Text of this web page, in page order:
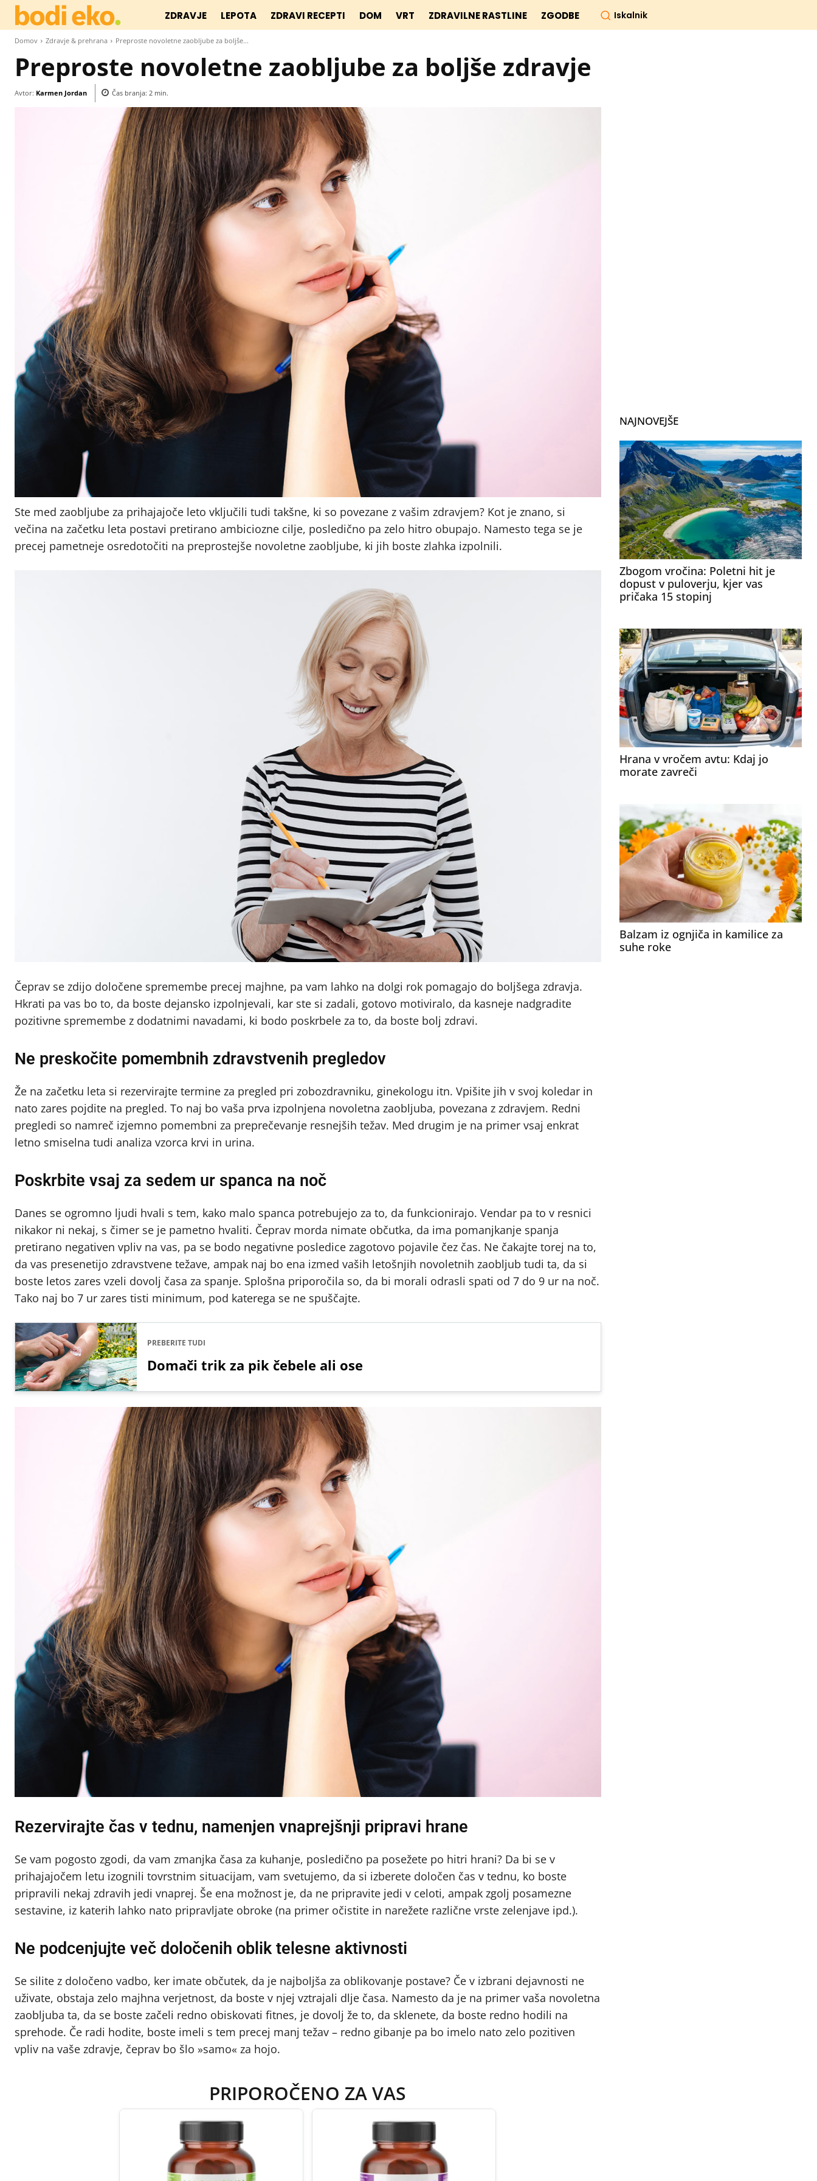
ZDRAVJE LEPOTA ZDRAVI RECEPTI DOM VRT ZDRAVILNE RASTLINE ZGODBE Iskalnik
Domov Zdravje & prehrana Preproste novoletne zaobljube za boljše...
Preproste novoletne zaobljube za boljše zdravje
Avtor: Karmen Jordan Čas branja: 2 min.
Ste med zaobljube za prihajajoče leto vključili tudi takšne, ki so povezane z vašim zdravjem? Kot je znano, si
večina na začetku leta postavi pretirano ambiciozne cilje, posledično pa zelo hitro obupajo. Namesto tega se je
precej pametneje osredotočiti na preprostejše novoletne zaobljube, ki jih boste zlahka izpolnili.
Čeprav se zdijo določene spremembe precej majhne, pa vam lahko na dolgi rok pomagajo do boljšega zdravja.
Hkrati pa vas bo to, da boste dejansko izpolnjevali, kar ste si zadali, gotovo motiviralo, da kasneje nadgradite
pozitivne spremembe z dodatnimi navadami, ki bodo poskrbele za to, da boste bolj zdravi.
Ne preskočite pomembnih zdravstvenih pregledov
Že na začetku leta si rezervirajte termine za pregled pri zobozdravniku, ginekologu itn. Vpišite jih v svoj koledar in
nato zares pojdite na pregled. To naj bo vaša prva izpolnjena novoletna zaobljuba, povezana z zdravjem. Redni
pregledi so namreč izjemno pomembni za preprečevanje resnejših težav. Med drugim je na primer vsaj enkrat
letno smiselna tudi analiza vzorca krvi in urina.
Poskrbite vsaj za sedem ur spanca na noč
Danes se ogromno ljudi hvali s tem, kako malo spanca potrebujejo za to, da funkcionirajo. Vendar pa to v resnici
nikakor ni nekaj, s čimer se je pametno hvaliti. Čeprav morda nimate občutka, da ima pomanjkanje spanja
pretirano negativen vpliv na vas, pa se bodo negativne posledice zagotovo pojavile čez čas. Ne čakajte torej na to,
da vas presenetijo zdravstvene težave, ampak naj bo ena izmed vaših letošnjih novoletnih zaobljub tudi ta, da si
boste letos zares vzeli dovolj časa za spanje. Splošna priporočila so, da bi morali odrasli spati od 7 do 9 ur na noč.
Tako naj bo 7 ur zares tisti minimum, pod katerega se ne spuščajte.
PREBERITE TUDI
Domači trik za pik čebele ali ose
Rezervirajte čas v tednu, namenjen vnaprejšnji pripravi hrane
Se vam pogosto zgodi, da vam zmanjka časa za kuhanje, posledično pa posežete po hitri hrani? Da bi se v
prihajajočem letu izognili tovrstnim situacijam, vam svetujemo, da si izberete določen čas v tednu, ko boste
pripravili nekaj zdravih jedi vnaprej. Še ena možnost je, da ne pripravite jedi v celoti, ampak zgolj posamezne
sestavine, iz katerih lahko nato pripravljate obroke (na primer očistite in narežete različne vrste zelenjave ipd.).
Ne podcenjujte več določenih oblik telesne aktivnosti
Se silite z določeno vadbo, ker imate občutek, da je najboljša za oblikovanje postave? Če v izbrani dejavnosti ne
uživate, obstaja zelo majhna verjetnost, da boste v njej vztrajali dlje časa. Namesto da je na primer vaša novoletna
zaobljuba ta, da se boste začeli redno obiskovati fitnes, je dovolj že to, da sklenete, da boste redno hodili na
sprehode. Če radi hodite, boste imeli s tem precej manj težav – redno gibanje pa bo imelo nato zelo pozitiven
vpliv na vaše zdravje, čeprav bo šlo »samo« za hojo.
PRIPOROČENO ZA VAS
NAJNOVEJŠE
Zbogom vročina: Poletni hit je
dopust v puloverju, kjer vas
pričaka 15 stopinj
Hrana v vročem avtu: Kdaj jo
morate zavreči
Balzam iz ognjiča in kamilice za
suhe roke